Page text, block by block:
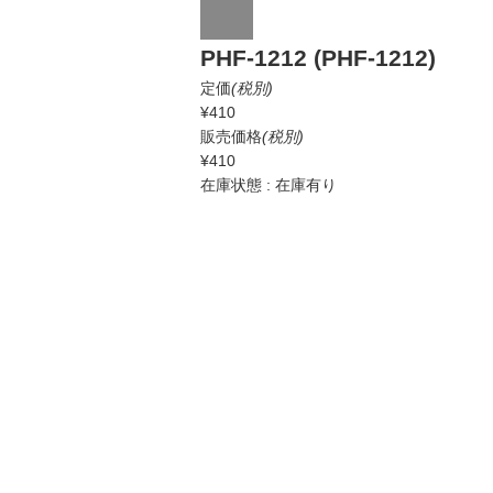
PHF-1212 (PHF-1212)
定価(税別)
¥410
販売価格(税別)
¥410
在庫状態 : 在庫有り